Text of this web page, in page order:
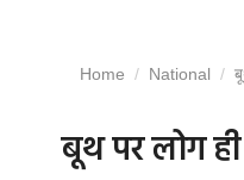
Home National
बूथ पर लोग